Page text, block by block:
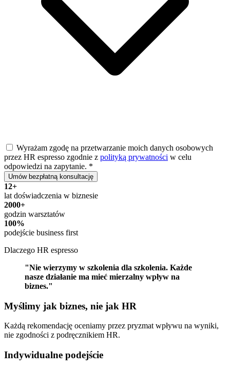
Wyrażam zgodę na przetwarzanie moich danych osobowych
przez HR espresso zgodnie z polityką prywatności w celu
odpowiedzi na zapytanie. *
Umów bezpłatną konsultację
12+
lat doświadczenia w biznesie
2000+
godzin warsztatów
100%
podejście business first
Dlaczego HR espresso
"Nie wierzymy w szkolenia dla szkolenia. Każde
nasze działanie ma mieć mierzalny wpływ na
biznes."
Myślimy jak biznes, nie jak HR
Każdą rekomendację oceniamy przez pryzmat wpływu na wyniki,
nie zgodności z podręcznikiem HR.
Indywidualne podejście